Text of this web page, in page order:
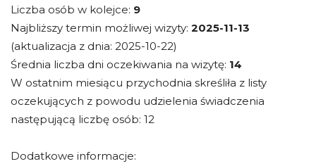
Liczba osób w kolejce: 9
Najbliższy termin możliwej wizyty: 2025-11-13
(aktualizacja z dnia: 2025-10-22)
Średnia liczba dni oczekiwania na wizytę: 14
W ostatnim miesiącu przychodnia skreśliła z listy
oczekujących z powodu udzielenia świadczenia
następującą liczbę osób: 12
Dodatkowe informacje: